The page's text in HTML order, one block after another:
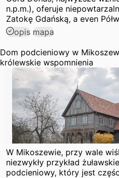
n.p.m.), oferuje
Zatokę Gdańską, a even
opis mapa
Dom podcieniowy w
królewskie wspomnienia
W Mikoszewie, przy wale
niezwykły przykład
podcieniowy, który jest